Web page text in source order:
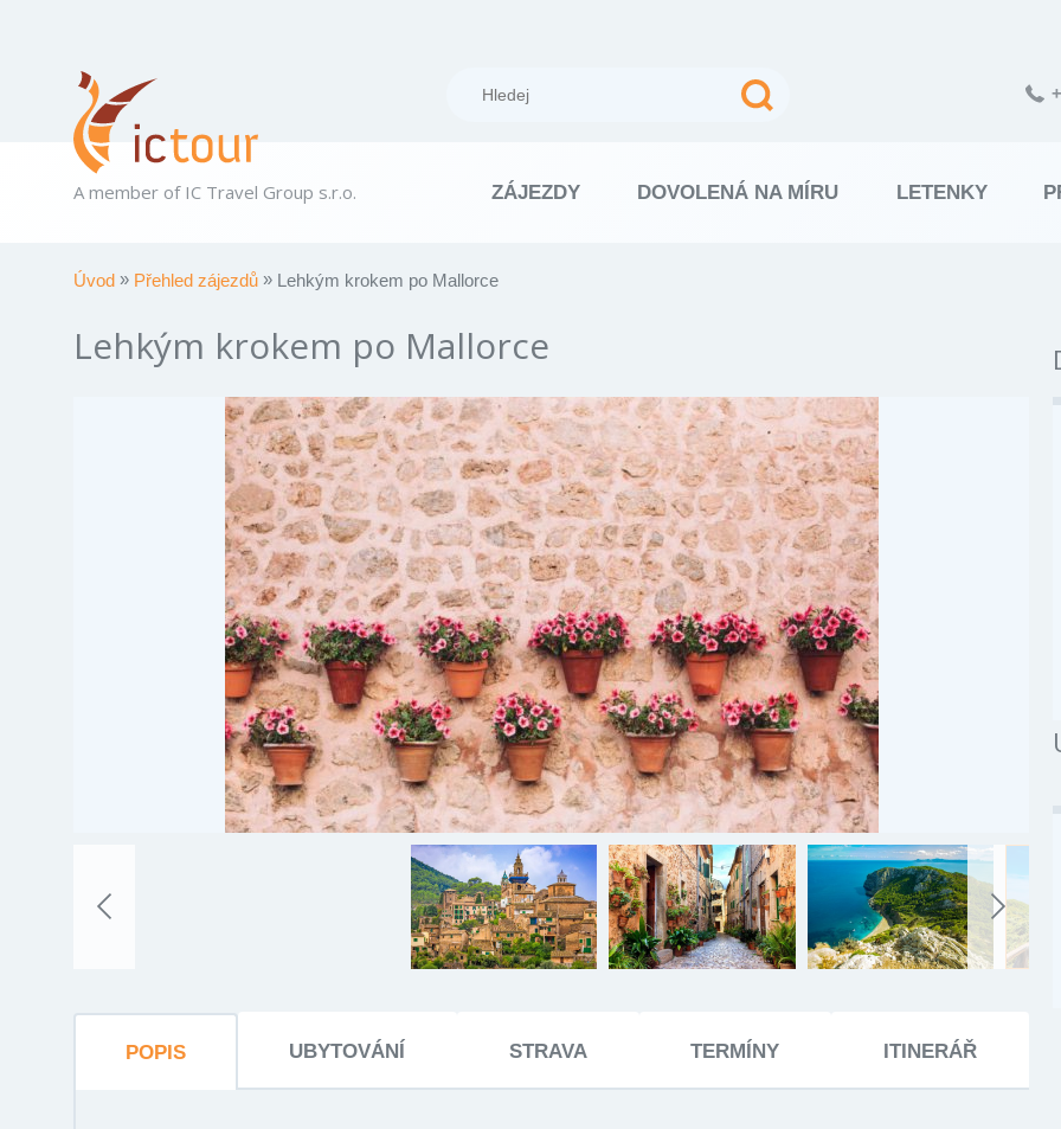
A member of IC Travel Group s.r.o. ZÁJEZDY DOVOLENÁ NA MÍRU LETENKY
Úvod Přehled zájezdů Lehkým krokem po Mallorce
Lehkým krokem po Mallorce
POPIS UBYTOVÁNÍ STRAVA TERMÍNY ITINERÁŘ